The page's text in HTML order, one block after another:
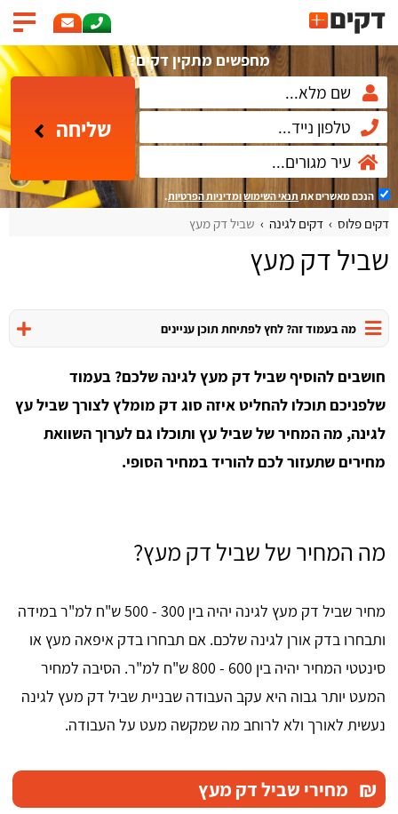
מחפשים מתקין דקים?
שליחה
הנכם מאשרים את תנאי השימושומדיניות הפרטיות.
דקים פלוס דקים לגינה שביל דק מעץ
שביל דק מעץ
מה בעמוד זה? לחץ לפתיחת תוכן עניינים
חושבים להוסיף שביל דק מעץ לגינה שלכם? בעמוד
שלפניכם תוכלו להחליט איזה סוג דק מומלץ לצורך שביל עץ
לגינה, מה המחיר של שביל עץ ותוכלו גם לערוך השוואת
מחירים שתעזור לכם להוריד במחיר הסופי.
מה המחיר של שביל דק מעץ?
מחיר שביל דק מעץ לגינה יהיה בין 300 - 500 ש"ח למ"ר במידה
ותבחרו בדק אורן לגינה שלכם. אם תבחרו בדק איפאה מעץ או
סינטטי המחיר יהיה בין 600 - 800 ש"ח למ"ר. הסיבה למחיר
המעט יותר גבוה היא עקב העבודה שבניית שביל דק מעץ לגינה
נעשית לאורך ולא לרוחב מה שמקשה מעט על העבודה.
₪ מחירי שביל דק מעץ